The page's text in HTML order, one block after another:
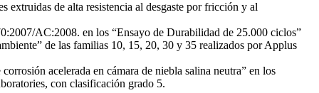
extruidas de alta resistencia al desgaste por fricción y al
AC:2008. en los “Ensayo de Durabilidad de 25.000 ciclos”
de las familias 10, 15, 20, 30 y 35 realizados por Applus
acelerada en cámara de niebla salina neutra” en los
con clasificación grado 5.